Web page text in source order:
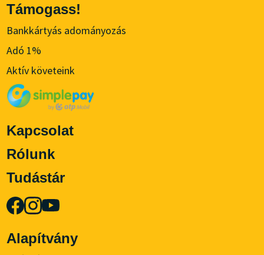
Támogass!
Bankkártyás adományozás
Adó 1%
Aktív követeink
Kapcsolat
Rólunk
Tudástár
Alapítvány